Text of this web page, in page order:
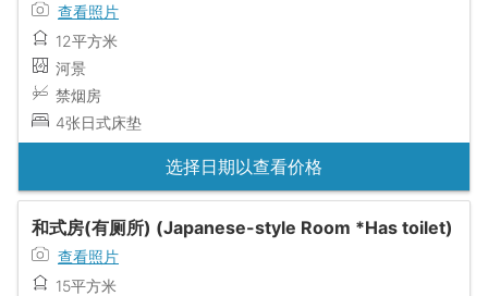
查看照片
12平方米
河景
禁烟房
4张日式床垫
选择日期以查看价格
和式房(有厕所) (Japanese-style Room *Has toilet)
查看照片
15平方米